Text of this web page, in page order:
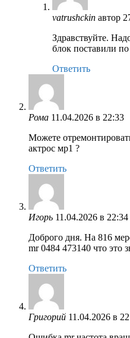
vatrushckin автор
Здравствуйте.
блок поставили
Ответить
Рома 11.04.2026 в 22:33
Можете
актрос мр1 ?
Ответить
Игорь 11.04.2026 в 22:34
Доброго дня. На 816
mr 0484 473140 что это
Ответить
Григорий 11.04.2026 в